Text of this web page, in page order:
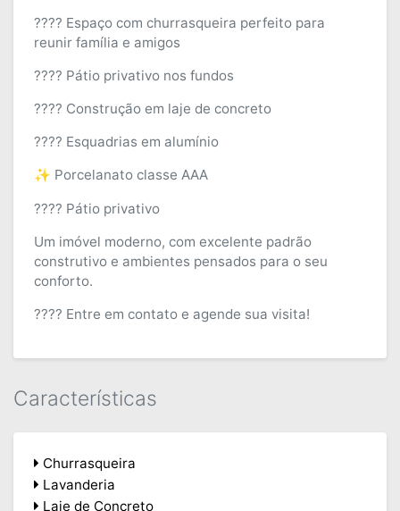
???? Espaço com churrasqueira perfeito para
reunir família e amigos
???? Pátio privativo nos fundos
???? Construção em laje de concreto
???? Esquadrias em alumínio
✨ Porcelanato classe AAA
???? Pátio privativo
Um imóvel moderno, com excelente padrão
construtivo e ambientes pensados para o seu
conforto.
???? Entre em contato e agende sua visita!
Características
Churrasqueira
Lavanderia
Laje de Concreto